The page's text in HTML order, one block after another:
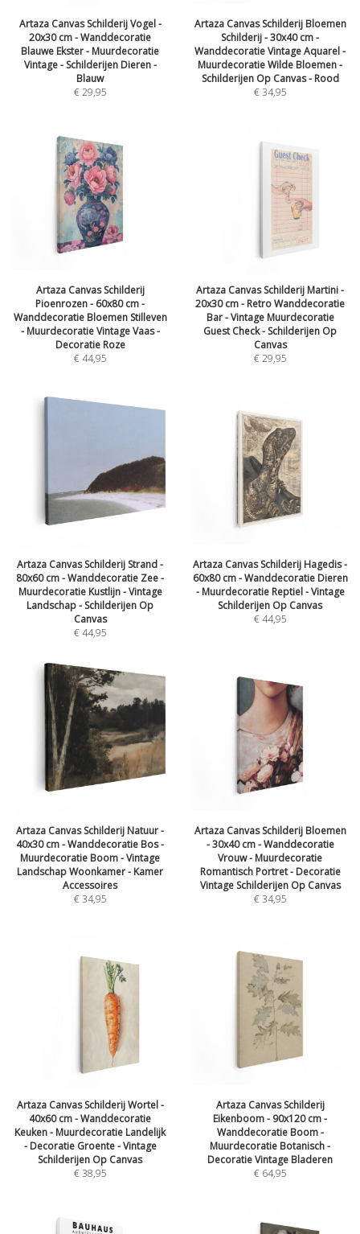
Artaza Canvas Schilderij Vogel -
20x30 cm - Wanddecoratie
Blauwe Ekster - Muurdecoratie
Vintage - Schilderijen Dieren -
Blauw
€29,95
Artaza Canvas Schilderij Bloemen
Schilderij - 30x40 cm -
Wanddecoratie Vintage Aquarel -
Muurdecoratie Wilde Bloemen -
Schilderijen Op Canvas - Rood
€34,95
Artaza Canvas Schilderij
Pioenrozen - 60x80 cm -
Wanddecoratie Bloemen Stilleven
- Muurdecoratie Vintage Vaas -
Decoratie Roze
€44,95
Artaza Canvas Schilderij Martini -
20x30 cm - Retro Wanddecoratie
Bar - Vintage Muurdecoratie
Guest Check - Schilderijen Op
Canvas
€29,95
Artaza Canvas Schilderij Strand -
80x60 cm - Wanddecoratie Zee -
Muurdecoratie Kustlijn - Vintage
Landschap - Schilderijen Op
Canvas
€44,95
Artaza Canvas Schilderij Hagedis -
60x80 cm - Wanddecoratie Dieren
- Muurdecoratie Reptiel - Vintage
Schilderijen Op Canvas
€44,95
Artaza Canvas Schilderij Natuur -
40x30 cm - Wanddecoratie Bos -
Muurdecoratie Boom - Vintage
Landschap Woonkamer - Kamer
Accessoires
€34,95
Artaza Canvas Schilderij Bloemen
- 30x40 cm - Wanddecoratie
Vrouw - Muurdecoratie
Romantisch Portret - Decoratie
Vintage Schilderijen Op Canvas
€34,95
Artaza Canvas Schilderij Wortel -
40x60 cm - Wanddecoratie
Keuken - Muurdecoratie Landelijk
- Decoratie Groente - Vintage
Schilderijen Op Canvas
€38,95
Artaza Canvas Schilderij
Eikenboom - 90x120 cm -
Wanddecoratie Boom -
Muurdecoratie Botanisch -
Decoratie Vintage Bladeren
€ 64,95